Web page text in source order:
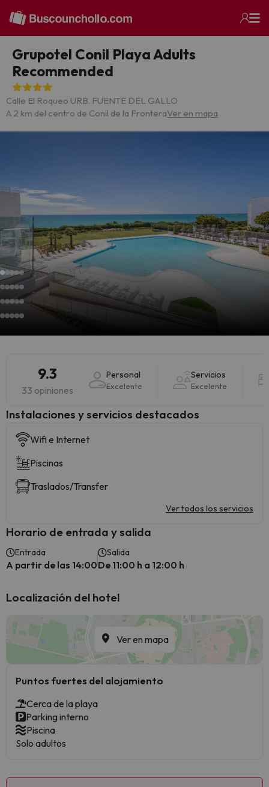
Grupotel Conil Playa Adults
Recommended
Calle El Roqueo URB. FUENTE DEL GALLO
A 2 km del centro de Conil de la FronteraVer en mapa
9.3
33 opiniones
Personal
Excelente
Servicios
Excelente
Instalaciones y servicios destacados
Wifi e Internet
Piscinas
Traslados/Transfer
Ver todos los servicios
Horario de entrada y salida
Entrada
A partir de las 14:00
Salida
De 11:00 h a 12:00 h
Localización del hotel
Ver en mapa
Puntos fuertes del alojamiento
Cerca de la playa
Parking interno
Piscina
Solo adultos